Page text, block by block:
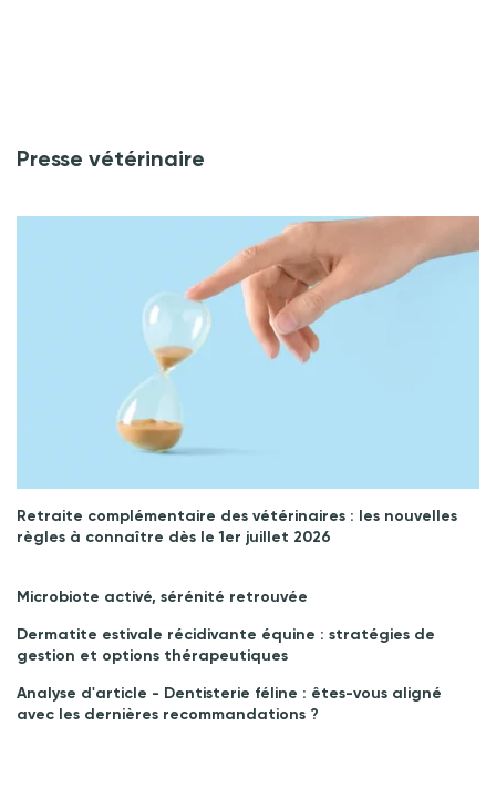
Presse vétérinaire
Retraite complémentaire des vétérinaires : les nouvelles
règles à connaître dès le 1er juillet 2026
Microbiote activé, sérénité retrouvée
Dermatite estivale récidivante équine : stratégies de
gestion et options thérapeutiques
Analyse d'article - Dentisterie féline : êtes-vous aligné
avec les dernières recommandations ?